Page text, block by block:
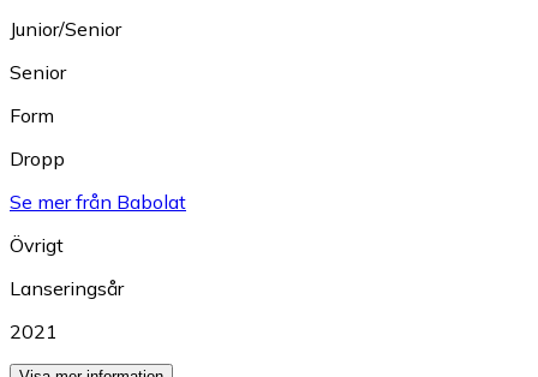
Junior/Senior
Senior
Form
Dropp
Se mer från Babolat
Övrigt
Lanseringsår
2021